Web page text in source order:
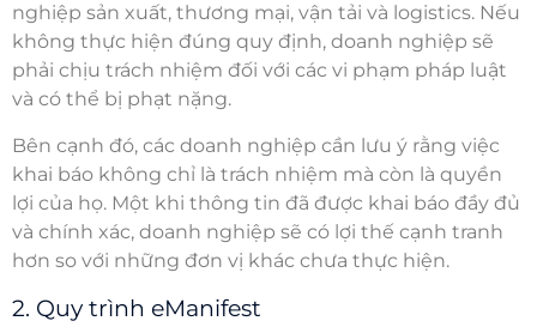
nghiệp sản xuất, thương mại, vận tải và logistics. Nếu
không thực hiện đúng quy định, doanh nghiệp sẽ
phải chịu trách nhiệm đối với các vi phạm pháp luật
và có thể bị phạt nặng.
Bên cạnh đó, các doanh nghiệp cần lưu ý rằng việc
khai báo không chỉ là trách nhiệm mà còn là quyền
lợi của họ. Một khi thông tin đã được khai báo đầy đủ
và chính xác, doanh nghiệp sẽ có lợi thế cạnh tranh
hơn so với những đơn vị khác chưa thực hiện.
2. Quy trình eManifest